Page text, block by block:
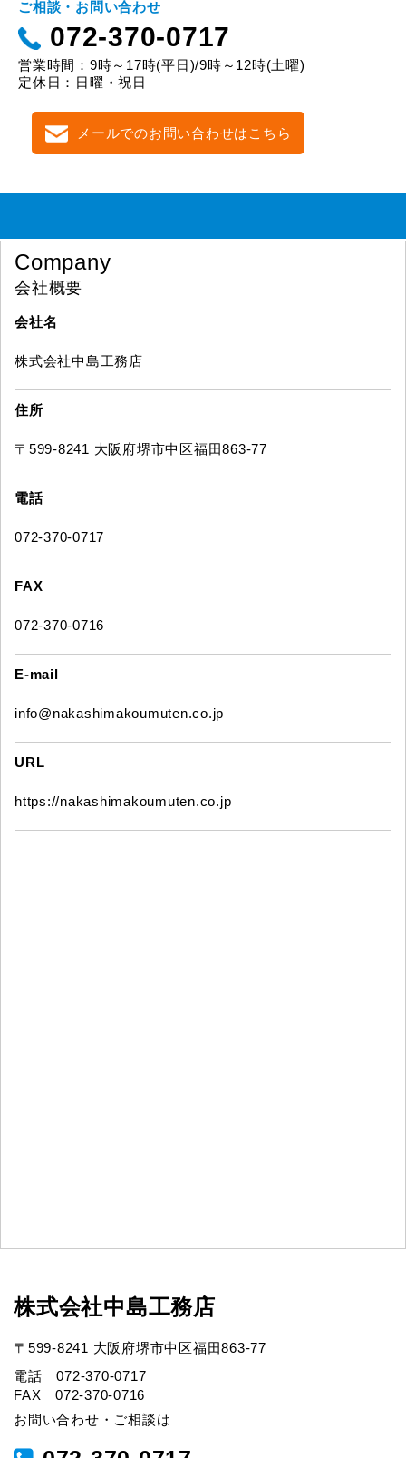
ご相談・お問い合わせ
072-370-0717
営業時間：9時～17時(平日)/9時～12時(土曜)
定休日：日曜・祝日
メールでのお問い合わせはこちら
Company
会社概要
会社名
株式会社中島工務店
住所
〒599-8241 大阪府堺市中区福田863-77
電話
072-370-0717
FAX
072-370-0716
E-mail
info@nakashimakoumuten.co.jp
URL
https://nakashimakoumuten.co.jp
株式会社中島工務店
〒599-8241 大阪府堺市中区福田863-77
電話 072-370-0717
FAX 072-370-0716
お問い合わせ・ご相談は